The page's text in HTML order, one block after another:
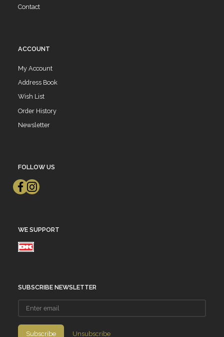
Contact
ACCOUNT
My Account
Address Book
Wish List
Order History
Newsletter
FOLLOW US
WE SUPPORT
SUBSCRIBE NEWSLETTER
email
Subscribe Unsubscribe